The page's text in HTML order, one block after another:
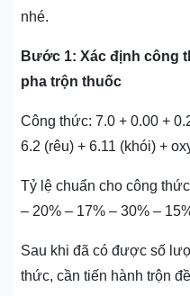
nhé.
Bước 1: Xác định công
pha trộn thuốc
Công thức: 7.0 + 0.00 +
6.2 (rêu) + 6.11 (khói) +
Tỷ lệ chuẩn cho công
– 20% – 17% – 30% –
Sau khi đã có được số
thức, cần tiến hành trộn